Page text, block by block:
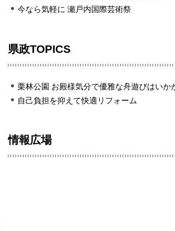
今なら気軽に 瀬戸内国際芸術祭
県政TOPICS
栗林公園 お殿様気分で優雅な舟遊びはいか
自己負担を抑えて快適リフォーム
情報広場